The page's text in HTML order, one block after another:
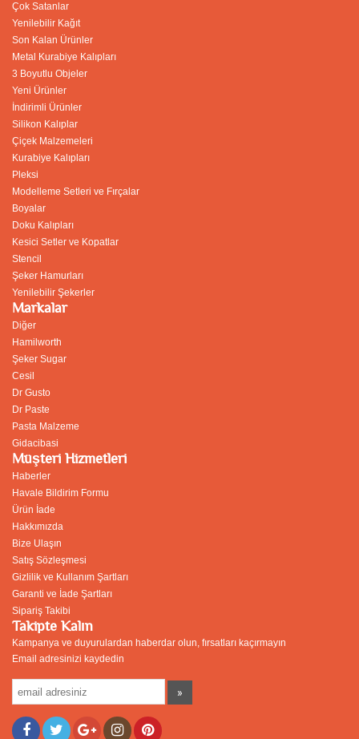
Çok Satanlar
Yenilebilir Kağıt
Son Kalan Ürünler
Metal Kurabiye Kalıpları
3 Boyutlu Objeler
Yeni Ürünler
İndirimli Ürünler
Silikon Kalıplar
Çiçek Malzemeleri
Kurabiye Kalıpları
Pleksi
Modelleme Setleri ve Fırçalar
Boyalar
Doku Kalıpları
Kesici Setler ve Kopatlar
Stencil
Şeker Hamurları
Yenilebilir Şekerler
Markalar
Diğer
Hamilworth
Şeker Sugar
Cesil
Dr Gusto
Dr Paste
Pasta Malzeme
Gidacibasi
Müşteri Hizmetleri
Haberler
Havale Bildirim Formu
Ürün İade
Hakkımızda
Bize Ulaşın
Satış Sözleşmesi
Gizlilik ve Kullanım Şartları
Garanti ve İade Şartları
Sipariş Takibi
Takipte Kalın
Kampanya ve duyurulardan haberdar olun, fırsatları kaçırmayın
Email adresinizi kaydedin